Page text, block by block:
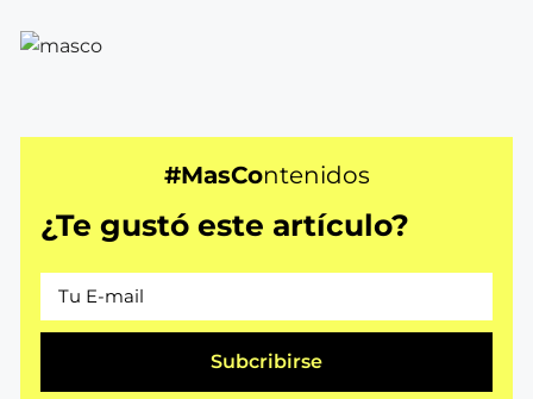
#MasContenidos
¿Te gustó este artículo?
Subcribirse